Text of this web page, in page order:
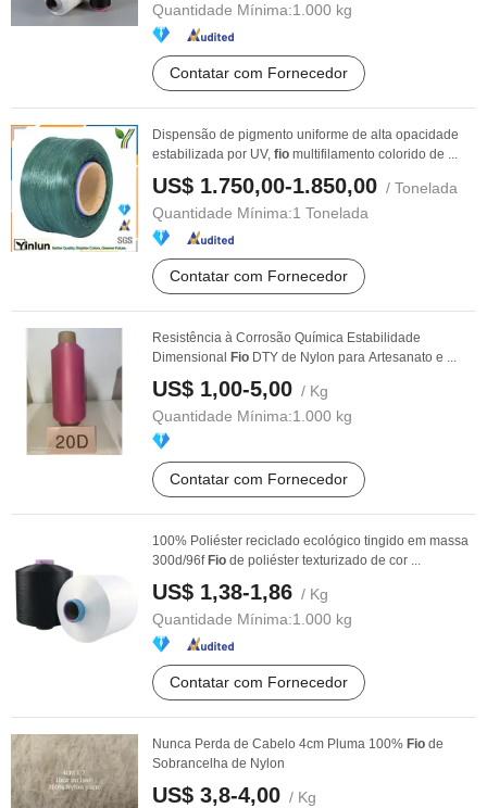
Quantidade Mínima:1.000 kg
Contatar com Fornecedor
Dispensão de pigmento uniforme de alta opacidade
estabilizada por UV, fio multifilamento colorido de ...
US$ 1.750,00-1.850,00 / Tonelada
Quantidade Mínima:1 Tonelada
Contatar com Fornecedor
Resistência à Corrosão Química Estabilidade
Dimensional Fio DTY de Nylon para Artesanato e ...
US$ 1,00-5,00 / Kg
Quantidade Mínima:1.000 kg
Contatar com Fornecedor
100% Poliéster reciclado ecológico tingido em massa
300d/96f Fio de poliéster texturizado de cor ...
US$ 1,38-1,86 / Kg
Quantidade Mínima:1.000 kg
Contatar com Fornecedor
Nunca Perda de Cabelo 4cm Pluma 100% Fio de
Sobrancelha de Nylon
US$ 3,8-4,00 / Kg